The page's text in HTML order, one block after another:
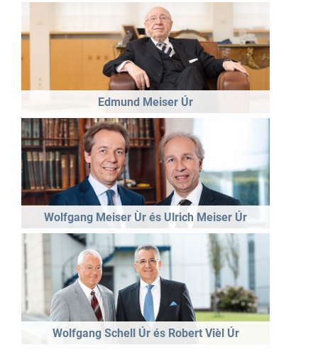
Edmund Meiser Úr
Wolfgang Meiser Ùr és Ulrich Meiser Úr
Wolfgang Schell Úr és Robert Vièl Úr